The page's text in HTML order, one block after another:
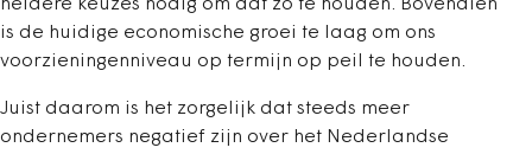
heldere keuzes nodig om dat zo te houden. Bovendien
is de huidige economische groei te laag om ons
voorzieningenniveau op termijn op peil te houden.
Juist daarom is het zorgelijk dat steeds meer
ondernemers negatief zijn over het Nederlandse